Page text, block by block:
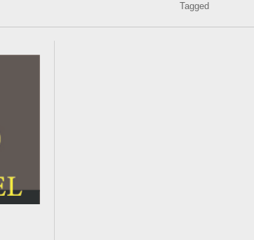
Tagged